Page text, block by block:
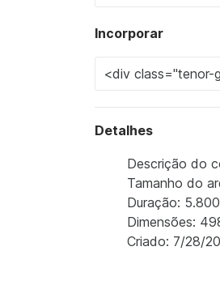
Incorporar
Detalhes
Descrição do
Tamanho do
Duração:
Dimensões:
Criado: 7/28/